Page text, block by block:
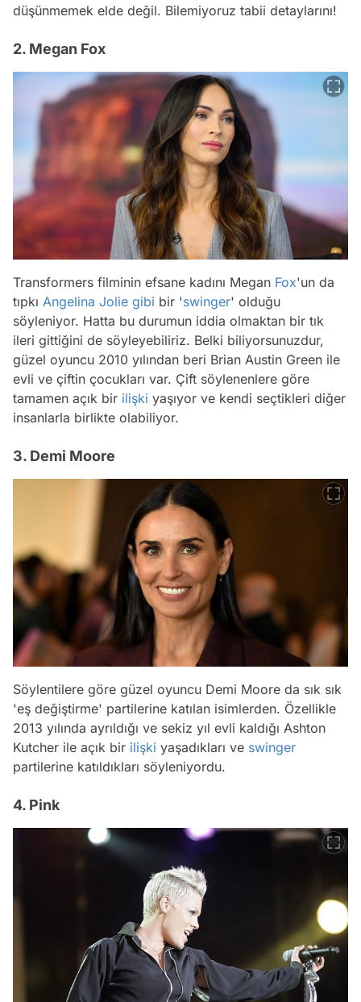
düşünmemek elde değil. Bilemiyoruz tabii detaylarını!
2. Megan Fox
Transformers filminin efsane kadını Megan Fox'un da
tıpkı Angelina Jolie gibi bir 'swinger' olduğu
söyleniyor. Hatta bu durumun iddia olmaktan bir tık
ileri gittiğini de söyleyebiliriz. Belki biliyorsunuzdur,
güzel oyuncu 2010 yılından beri Brian Austin Green ile
evli ve çiftin çocukları var. Çift söylenenlere göre
tamamen açık bir ilişki yaşıyor ve kendi seçtikleri diğer
insanlarla birlikte olabiliyor.
3. Demi Moore
Söylentilere göre güzel oyuncu Demi Moore da sık sık
'eş değiştirme' partilerine katılan isimlerden. Özellikle
2013 yılında ayrıldığı ve sekiz yıl evli kaldığı Ashton
Kutcher ile açık bir ilişki yaşadıkları ve swinger
partilerine katıldıkları söyleniyordu.
4. Pink